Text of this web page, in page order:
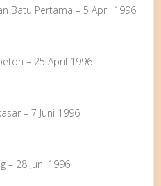
Batu Pertama – 5 April 1996
– 25 April 1996
– 7 Juni 1996
– 28 Juni 1996